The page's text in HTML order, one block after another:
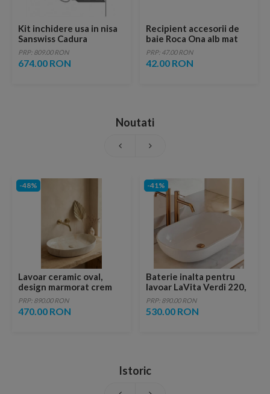
Kit inchidere usa in nisa
Sanswiss Cadura
PRP: 809.00 RON
674.00 RON
Recipient accesorii de
baie Roca Ona alb mat
PRP: 47.00 RON
42.00 RON
Noutati
-48%
Lavoar ceramic oval,
design marmorat crem
lucios cu vene aurii,
ventil inclus
PRP: 890.00 RON
470.00 RON
-41%
Baterie inalta pentru
lavoar LaVita Verdi 220,
fara ventil, brushed
copper
PRP: 890.00 RON
530.00 RON
Istoric